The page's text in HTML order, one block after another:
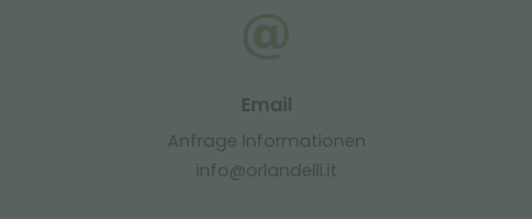
Email
Anfrage Informationen
info@orlandelli.it